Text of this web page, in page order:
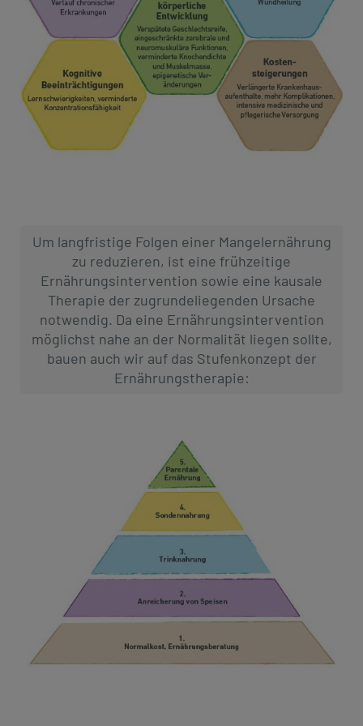
Um langfristige Folgen einer Mangelernährung
zu reduzieren, ist eine frühzeitige
Ernährungsintervention sowie eine kausale
Therapie der zugrundeliegenden Ursache
notwendig. Da eine Ernährungsintervention
möglichst nahe an der Normalität liegen sollte,
bauen auch wir auf das Stufenkonzept der
Ernährungstherapie: